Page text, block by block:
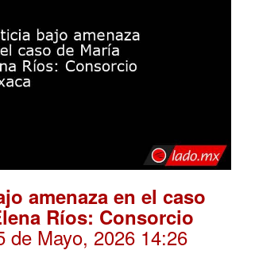
amenaza en el caso
Ríos: Consorcio
de Mayo, 2026 14:26